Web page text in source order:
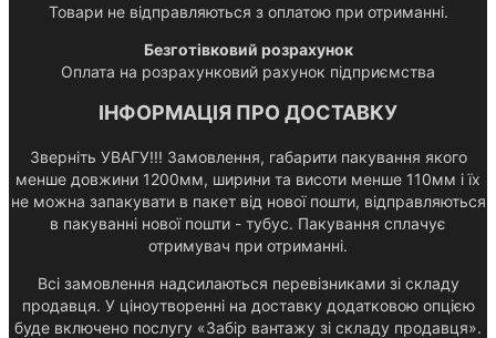
Товари не відправляються з оплатою при отриманні.
Безготівковий розрахунок
Оплата на розрахунковий рахунок підприємства
ІНФОРМАЦІЯ ПРО ДОСТАВКУ
Зверніть УВАГУ!!! Замовлення, габарити пакування якого
менше довжини 1200мм, ширини та висоти менше 110мм і їх
не можна запакувати в пакет від нової пошти, відправляються
в пакуванні нової пошти - тубус. Пакування сплачує
отримувач при отриманні.
Всі замовлення надсилаються перевізниками зі складу
продавця. У ціноутворенні на доставку додатковою опцією
буде включено послугу «Забір вантажу зі складу продавця».